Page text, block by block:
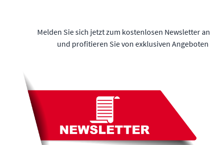
Melden Sie sich jetzt zum kostenlosen Newsletter an
und profitieren Sie von exklusiven Angeboten